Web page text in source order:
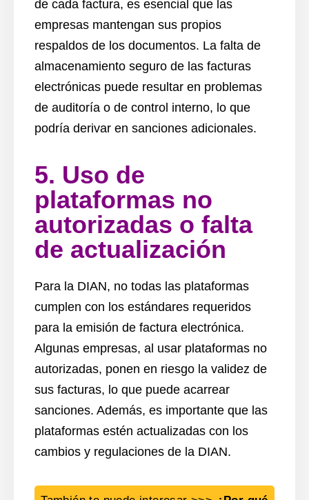
de cada factura, es esencial que las
empresas mantengan sus propios
respaldos de los documentos. La falta de
almacenamiento seguro de las facturas
electrónicas puede resultar en problemas
de auditoría o de control interno, lo que
podría derivar en sanciones adicionales.
5. Uso de
plataformas no
autorizadas o falta
de actualización
Para la DIAN, no todas las plataformas
cumplen con los estándares requeridos
para la emisión de factura electrónica.
Algunas empresas, al usar plataformas no
autorizadas, ponen en riesgo la validez de
sus facturas, lo que puede acarrear
sanciones. Además, es importante que las
plataformas estén actualizadas con los
cambios y regulaciones de la DIAN.